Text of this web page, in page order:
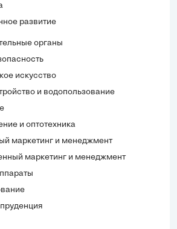
развитие
органы
искусство
и водопользование
и оптотехника
маркетинг и менеджмент
маркетинг и менеджмент